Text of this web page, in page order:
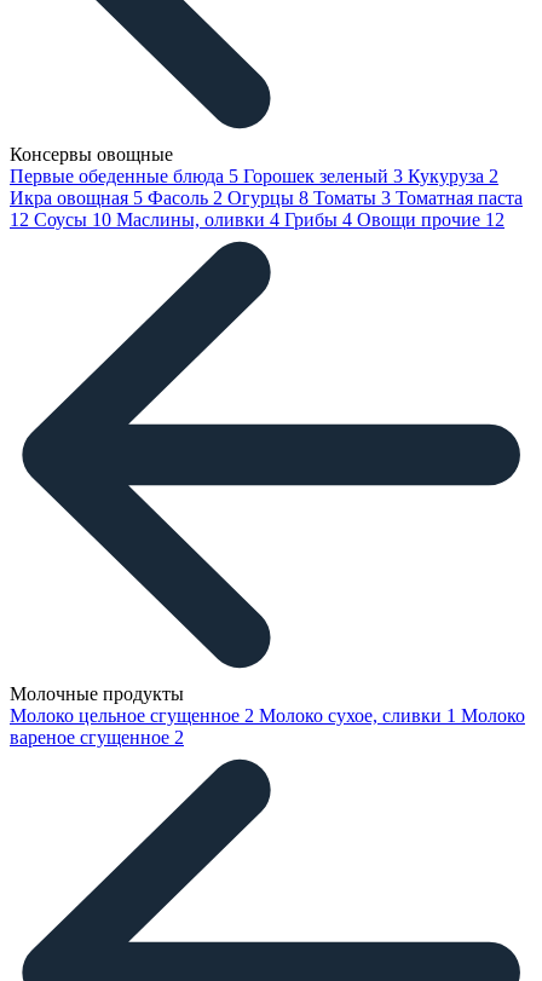
Консервы овощные
Первые обеденные блюда 5 Горошек зеленый 3 Кукуруза 2
Икра овощная 5 Фасоль 2 Огурцы 8 Томаты 3 Томатная паста
12 Соусы 10 Маслины, оливки 4 Грибы 4 Овощи прочие 12
Молочные продукты
Молоко цельное сгущенное 2 Молоко сухое, сливки 1 Молоко
вареное сгущенное 2